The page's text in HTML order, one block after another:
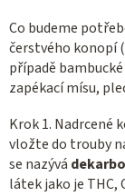
Co budeme
čerstvého konopí
případě
zapékací mísu,
Krok 1. Nadrcené
vložte do trouby
se nazývá
látek jako je THC,